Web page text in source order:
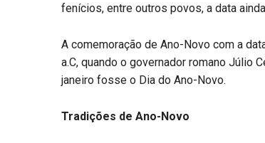
fenícios, entre outros povos, a data
A comemoração de Ano-Novo com a
a.C, quando o governador romano Júlio
janeiro fosse o Dia do Ano-Novo.
Tradições de Ano-Novo